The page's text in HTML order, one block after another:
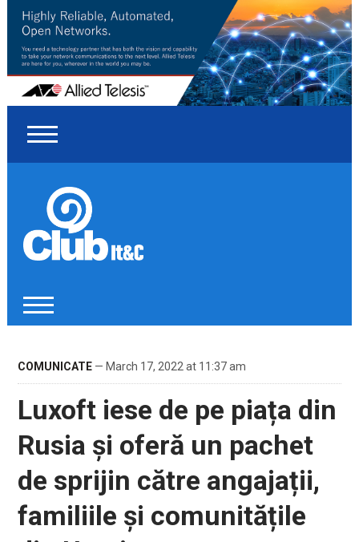
COMUNICATE— March 17, 2022 at 11:37 am
Luxoft iese de pe piața din
Rusia și oferă un pachet
de sprijin către angajații,
familiile și comunitățile